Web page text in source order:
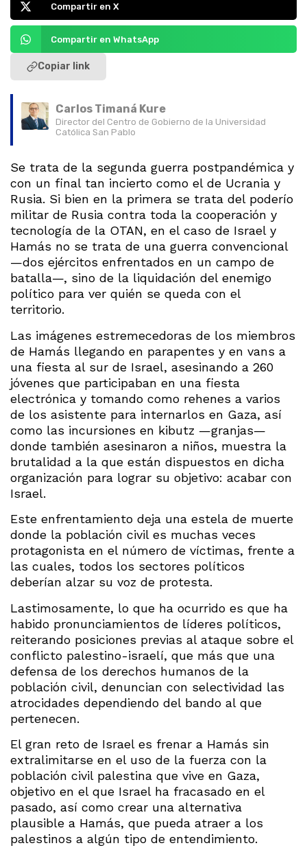
Compartir en X
Compartir en WhatsApp
Copiar link
Carlos Timaná Kure
Director del Centro de Gobierno de la Universidad
Católica San Pablo
Se trata de la segunda guerra postpandémica y
con un final tan incierto como el de Ucrania y
Rusia. Si bien en la primera se trata del poderío
militar de Rusia contra toda la cooperación y
tecnología de la OTAN, en el caso de Israel y
Hamás no se trata de una guerra convencional
—dos ejércitos enfrentados en un campo de
batalla—, sino de la liquidación del enemigo
político para ver quién se queda con el
territorio.
Las imágenes estremecedoras de los miembros
de Hamás llegando en parapentes y en vans a
una fiesta al sur de Israel, asesinando a 260
jóvenes que participaban en una fiesta
electrónica y tomando como rehenes a varios
de los asistente para internarlos en Gaza, así
como las incursiones en kibutz —granjas—
donde también asesinaron a niños, muestra la
brutalidad a la que están dispuestos en dicha
organización para lograr su objetivo: acabar con
Israel.
Este enfrentamiento deja una estela de muerte
donde la población civil es muchas veces
protagonista en el número de víctimas, frente a
las cuales, todos los sectores políticos
deberían alzar su voz de protesta.
Lastimosamente, lo que ha ocurrido es que ha
habido pronunciamientos de líderes políticos,
reiterando posiciones previas al ataque sobre el
conflicto palestino-israelí, que más que una
defensa de los derechos humanos de la
población civil, denuncian con selectividad las
atrocidades dependiendo del bando al que
pertenecen.
El gran reto de Israel es frenar a Hamás sin
extralimitarse en el uso de la fuerza con la
población civil palestina que vive en Gaza,
objetivo en el que Israel ha fracasado en el
pasado, así como crear una alternativa
plausible a Hamás, que pueda atraer a los
palestinos a algún tipo de entendimiento.